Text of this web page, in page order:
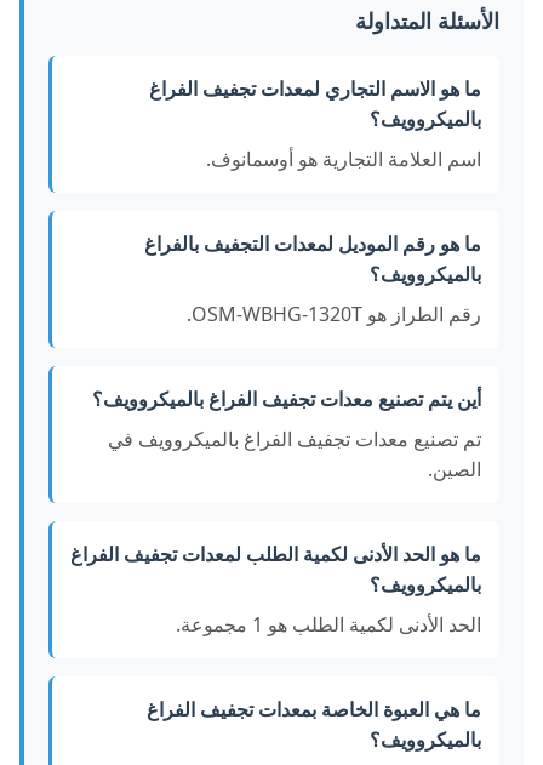
الأسئلة المتداولة
ما هو الاسم التجاري لمعدات تجفيف الفراغ
بالميكروويف؟
اسم العلامة التجارية هو أوسمانوف.
ما هو رقم الموديل لمعدات التجفيف بالفراغ
بالميكروويف؟
رقم الطراز هو OSM-WBHG-1320T.
أين يتم تصنيع معدات تجفيف الفراغ بالميكروويف؟
تم تصنيع معدات تجفيف الفراغ بالميكروويف في
الصين.
ما هو الحد الأدنى لكمية الطلب لمعدات تجفيف الفراغ
بالميكروويف؟
الحد الأدنى لكمية الطلب هو 1 مجموعة.
ما هي العبوة الخاصة بمعدات تجفيف الفراغ
بالميكروويف؟